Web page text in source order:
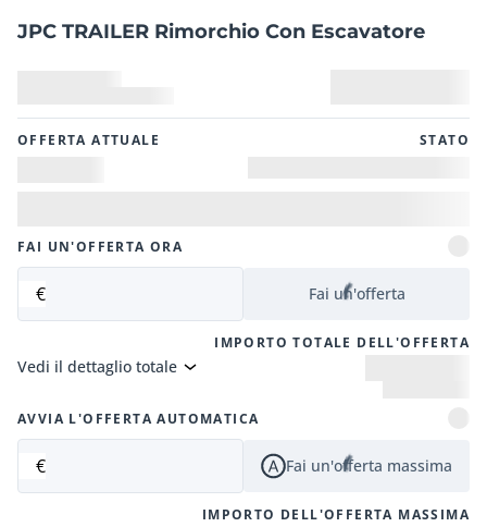
JPC TRAILER Rimorchio Con Escavatore
OFFERTA ATTUALE STATO
FAI UN'OFFERTA ORA
€ Fai un'offerta
IMPORTO TOTALE DELL'OFFERTA
Vedi il dettaglio totale
AVVIA L'OFFERTA AUTOMATICA
€ Fai un'offerta massima
IMPORTO DELL'OFFERTA MASSIMA